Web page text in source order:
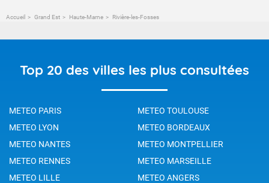
Accueil Grand Est Haute-Marne Rivière-les-Fosses
Top 20 des villes les plus consultées
METEO PARIS
METEO TOULOUSE
METEO LYON
METEO BORDEAUX
METEO NANTES
METEO MONTPELLIER
METEO RENNES
METEO MARSEILLE
METEO LILLE
METEO ANGERS